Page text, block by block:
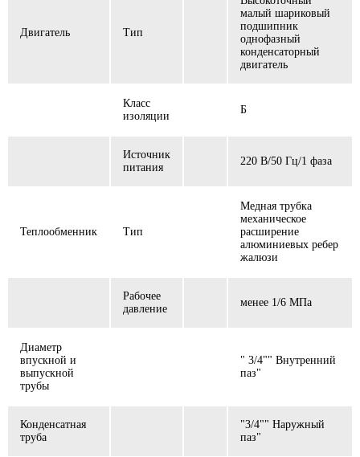
Двигатель Тип
малый шариковый
подшипник
однофазный
конденсаторный
двигатель
Класс
изоляции
Б
Источник
питания
220 В/50 Гц/1 фаза
Теплообменник Тип
Медная трубка
механическое
расширение
алюминиевых ребер
жалюзи
Рабочее
давление
менее 1/6 МПа
Диаметр
впускной и
выпускной
трубы
" 3/4"" Внутренний
паз"
Конденсатная
труба
"3/4"" Наружный
паз"